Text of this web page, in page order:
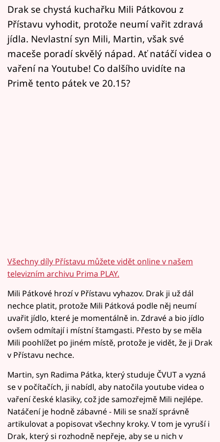
Mámy sobě
Přihlášení
Sledujte nás
Drak se chystá kuchařku Mili Pátkovou z
Přístavu vyhodit, protože neumí vařit zdravá
jídla. Nevlastní syn Mili, Martin, však své
maceše poradí skvělý nápad. Ať natáčí videa o
vaření na Youtube! Co dalšího uvidíte na
Primě tento pátek ve 20.15?
Všechny díly Přístavu můžete vidět online v našem
televizním archivu Prima PLAY.
Mili Pátkové hrozí v Přístavu vyhazov. Drak ji už dál
nechce platit, protože Mili Pátková podle něj neumí
uvařit jídlo, které je momentálně in. Zdravé a bio jídlo
ovšem odmítají i místní štamgasti. Přesto by se měla
Mili poohlížet po jiném místě, protože je vidět, že ji Drak
v Přístavu nechce.
Martin, syn Radima Pátka, který studuje ČVUT a vyzná
se v počítačích, ji nabídl, aby natočila youtube videa o
vaření české klasiky, což jde samozřejmě Mili nejlépe.
Natáčení je hodně zábavné - Mili se snaží správně
artikulovat a popisovat všechny kroky. V tom je vyruší i
Drak, který si rozhodně nepřeje, aby se u nich v